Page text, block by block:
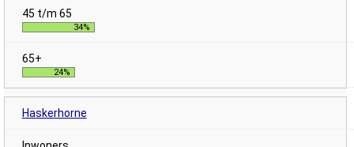
34%
24%
Haskerhorne